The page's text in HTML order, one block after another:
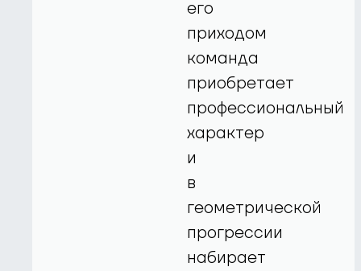
его
приходом
команда
приобретает
профессиональный
характер
и
в
геометрической
прогрессии
набирает